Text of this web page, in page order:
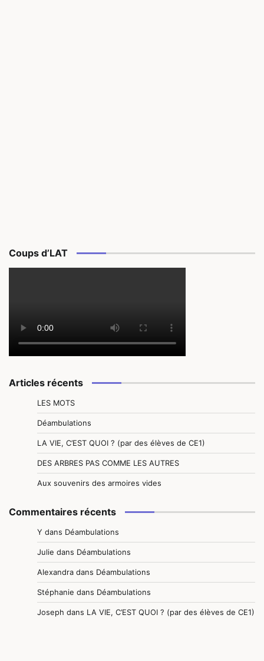
Coups d’LAT
Articles récents
LES MOTS
Déambulations
LA VIE, C’EST QUOI ? (par des élèves de CE1)
DES ARBRES PAS COMME LES AUTRES
Aux souvenirs des armoires vides
Commentaires récents
Y dans Déambulations
Julie dans Déambulations
Alexandra dans Déambulations
Stéphanie dans Déambulations
Joseph dans LA VIE, C’EST QUOI ? (par des élèves de CE1)